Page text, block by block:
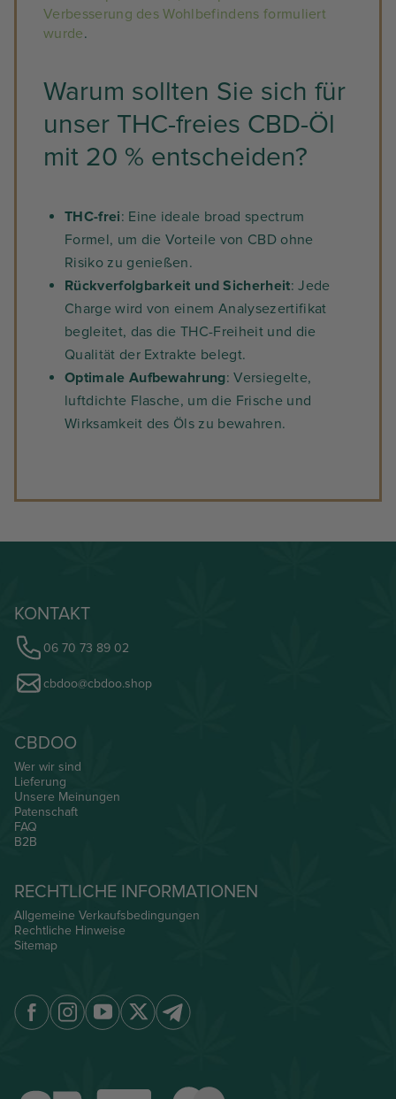
Verbesserung des Wohlbefindens formuliert
wurde.
Warum sollten Sie sich für
unser THC-freies CBD-Öl
mit 20 % entscheiden?
THC-frei: Eine ideale broad spectrum
Formel, um die Vorteile von CBD ohne
Risiko zu genießen.
Rückverfolgbarkeit und Sicherheit: Jede
Charge wird von einem Analysezertifikat
begleitet, das die THC-Freiheit und die
Qualität der Extrakte belegt.
Optimale Aufbewahrung: Versiegelte,
luftdichte Flasche, um die Frische und
Wirksamkeit des Öls zu bewahren.
KONTAKT
06 70 73 89 02
cbdoo@cbdoo.shop
CBDOO
Wer wir sind
Lieferung
Unsere Meinungen
Patenschaft
FAQ
B2B
RECHTLICHE INFORMATIONEN
Allgemeine Verkaufsbedingungen
Rechtliche Hinweise
Sitemap